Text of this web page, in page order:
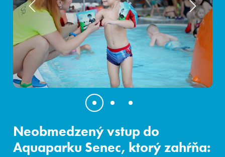
Neobmedzený vstup do
Aquaparku Senec, ktorý zahŕňa: